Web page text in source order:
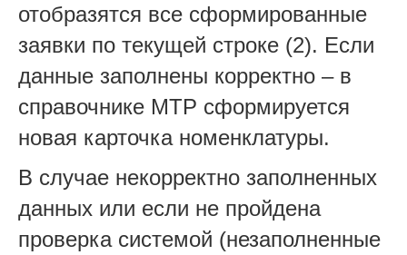
отобразятся все сформированные
заявки по текущей строке (2). Если
данные заполнены корректно – в
справочнике МТР сформируется
новая карточка номенклатуры.
В случае некорректно заполненных
данных или если не пройдена
проверка системой (незаполненные